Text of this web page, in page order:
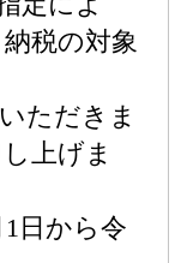
税の対象
ただきま
上げま
日から令